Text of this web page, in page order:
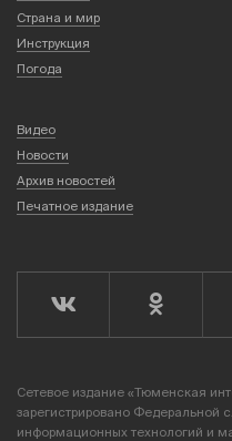
Страна и мир
Инструкция
Погода
Видео
Новости
Архив новостей
Печатное издание
Сетевое издание «Тюменская
зарегистрировано Федеральной
информационных технологий и